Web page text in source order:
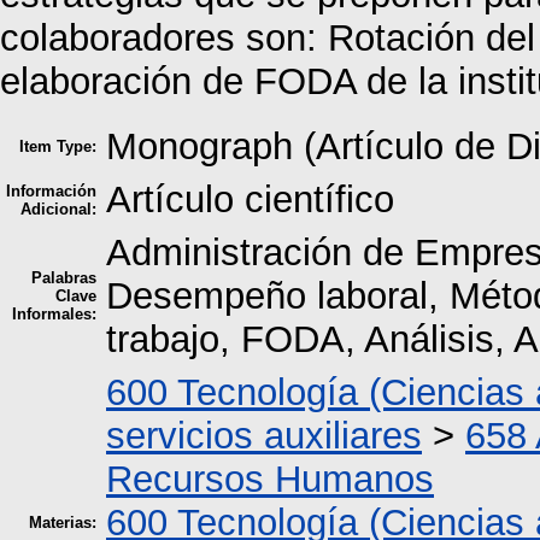
colaboradores son: Rotación
elaboración de FODA de la
Item Type: Monograph (Artículo de
Información
Adicional: Artículo científico
Palabras
Clave
Informales:
Administración de
Desempeño laboral,
trabajo, FODA, Análisis,
Materias:
600 Tecnología (Ciencias
servicios auxiliares > 658
Recursos Humanos
600 Tecnología (Ciencias